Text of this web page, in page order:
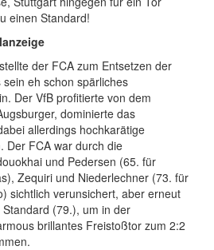
einen Standard!
der FCA zum Entsetzen der
eh schon spärliches
Der VfB profitierte von dem
dominierte das
allerdings hochkarätige
Der FCA war durch die
und Pedersen (65. für
Zequiri und Niederlechner (73. für
sichtlich verunsichert, aber erneut
(79.), um in der
brillantes Freistoßtor zum 2:2